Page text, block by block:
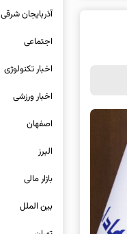
آذربایجان شرقی
اجتماعی
اخبار تکنولوژی
اخبار ورزشی
اصفهان
البرز
بازار مالی
بین الملل